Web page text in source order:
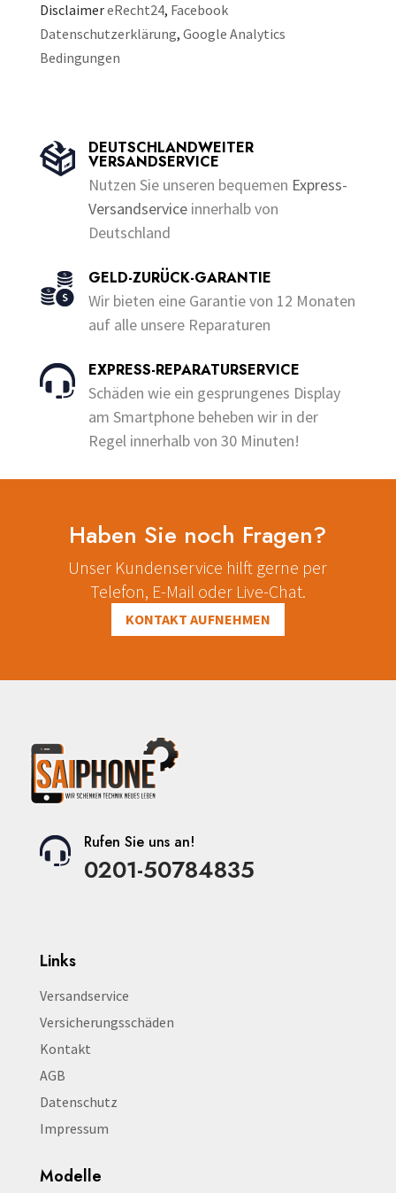
DisclaimereRecht24, Facebook
Datenschutzerklärung, Google Analytics
Bedingungen
DEUTSCHLANDWEITER
VERSANDSERVICE
Nutzen Sie unseren bequemen Express-
Versandserviceinnerhalb von
Deutschland
GELD-ZURÜCK-GARANTIE
Wir bieten eine Garantie von 12 Monaten
auf alle unsere Reparaturen
EXPRESS-REPARATURSERVICE
Schäden wie ein gesprungenes Display
am Smartphone beheben wir in der
Regel innerhalb von 30 Minuten!
Haben Sie noch Fragen?
Unser Kundenservice hilft gerne per
Telefon, E-Mail oder Live-Chat.
KONTAKT AUFNEHMEN
Rufen Sie uns an!
0201-50784835
Links
Versandservice
Versicherungsschäden
Kontakt
AGB
Datenschutz
Impressum
Modelle